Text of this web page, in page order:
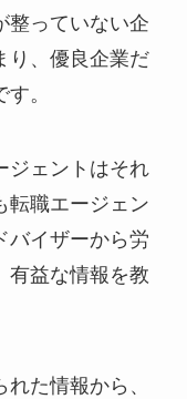
整っていない企
り、優良企業だ
。
ジェントはそれ
転職エージェン
バイザーから労
有益な情報を教
た情報から、